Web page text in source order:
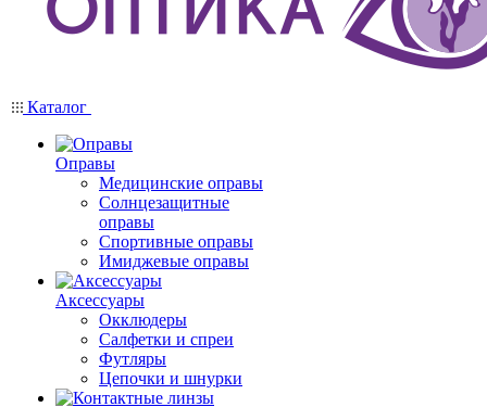
Каталог
Оправы
Медицинские оправы
Солнцезащитные
оправы
Спортивные оправы
Имиджевые оправы
Аксессуары
Окклюдеры
Салфетки и спреи
Футляры
Цепочки и шнурки